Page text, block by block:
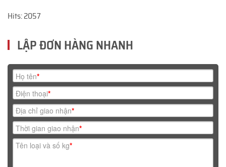
Hits: 2057
LẬP ĐƠN HÀNG NHANH
Họ tên*
Điện thoại*
Địa chỉ giao nhận*
Thời gian giao nhận*
Tên loại và số kg*